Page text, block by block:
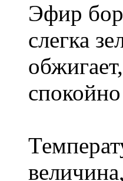
Эфир
слегка